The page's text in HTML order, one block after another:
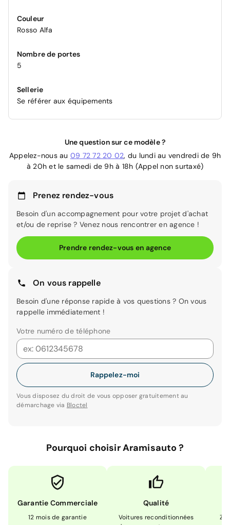
Couleur
Rosso Alfa
Nombre de portes
5
Sellerie
Se référer aux équipements
Une question sur ce modèle ?
Appelez-nous au 09 72 72 20 02, du lundi au vendredi de 9h
à 20h et le samedi de 9h à 18h (Appel non surtaxé)
Prenez rendez-vous
Besoin d'un accompagnement pour votre projet d'achat
et/ou de reprise ? Venez nous rencontrer en agence !
Prendre rendez-vous en agence
On vous rappelle
Besoin d'une réponse rapide à vos questions ? On vous
rappelle immédiatement !
Votre numéro de téléphone
Rappelez-moi
Vous disposez du droit de vous opposer gratuitement au
démarchage via Bloctel
Pourquoi choisir Aramisauto ?
Garantie Commerciale
12 mois de garantie
Qualité
Voitures reconditionnées